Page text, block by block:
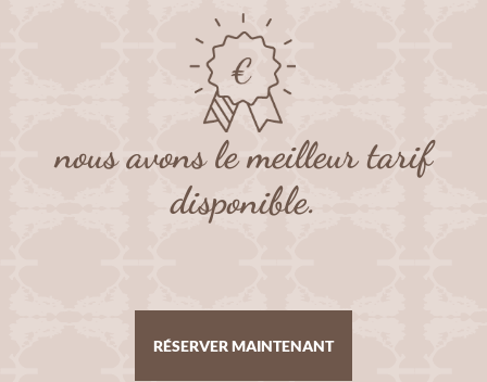
nous avons le meilleur tarif
disponible.
RÉSERVER MAINTENANT